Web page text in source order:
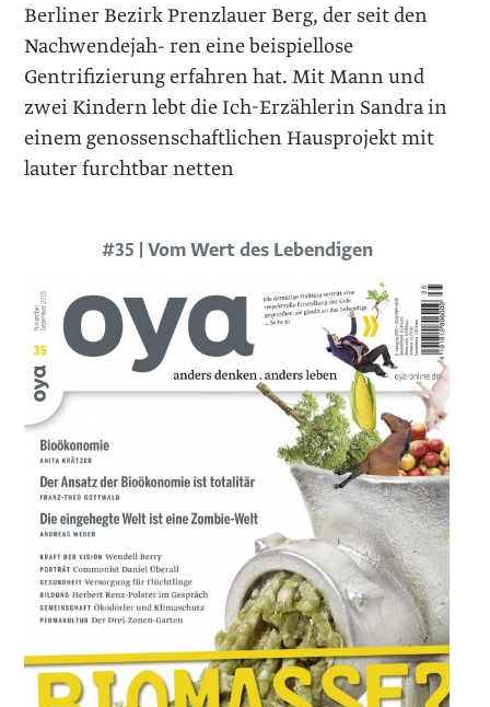
Berliner Bezirk Prenzlauer Berg, der seit den
Nachwendejah- ren eine beispiellose
Gentrifizierung erfahren hat. Mit Mann und
zwei Kindern lebt die Ich-Erzählerin Sandra in
einem genossenschaftlichen Hausprojekt mit
lauter furchtbar netten
#35 | Vom Wert des Lebendigen